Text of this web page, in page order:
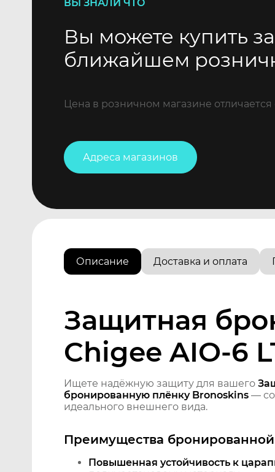
ВЫ ЗНАЛИ ЧТО
Вы можете купить
ближайшем
Цена в розничном магазине
Адреса магазинов
Описание Доставка и оплата
Защитная
Chigee AIO-6
Ищете надёжную защиту для вашего
бронированную плёнку Bronoskins —
идеального внешнего вида.
Преимущества
Повышенная устойчивость к